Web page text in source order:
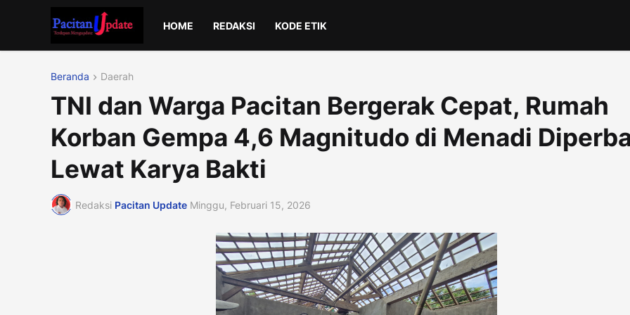
HOME REDAKSI KODE ETIK
Beranda Daerah
TNI dan Warga Pacitan Bergerak Cepat, Rumah
Korban Gempa 4,6 Magnitudo di Menadi
Lewat Karya Bakti
Redaksi Pacitan Update Minggu, Februari 15, 2026